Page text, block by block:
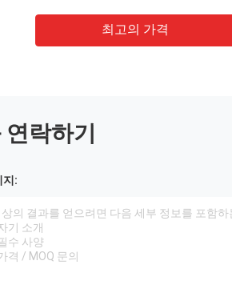
최고의 가격
연락하기
지: